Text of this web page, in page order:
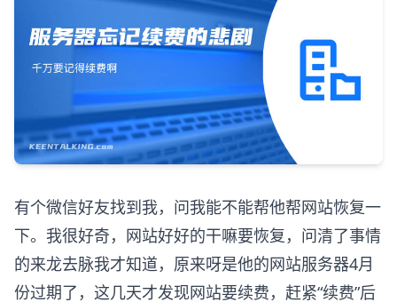
有个微信好友找到我，问我能不能帮他帮网站恢复一
下。我很好奇，网站好好的干嘛要恢复，问清了事情
的来龙去脉我才知道，原来呀是他的网站服务器4月
份过期了，这几天才发现网站要续费，赶紧“续费”后